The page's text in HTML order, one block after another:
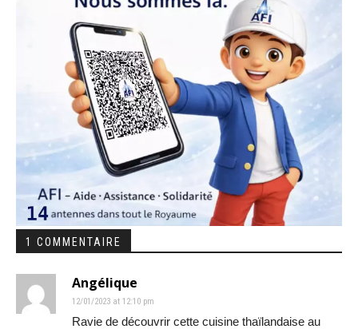
1 COMMENTAIRE
Angélique
12/01/2023 at 12:10 pm
Ravie de découvrir cette cuisine thaïlandaise au